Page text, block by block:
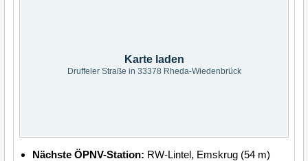
Karte laden
Druffeler Straße in 33378 Rheda-Wiedenbrück
Nächste ÖPNV-Station: RW-Lintel, Emskrug (54 m)